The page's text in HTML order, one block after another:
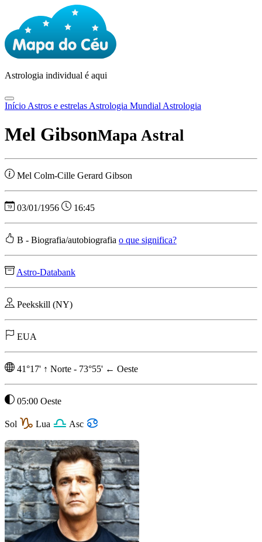
Astrologia individual é aqui
Início Astros e estrelas Astrologia Mundial Astrologia
Mel GibsonMapa Astral
Mel Colm-Cille Gerard Gibson
03/01/1956 16:45
B - Biografia/autobiografia o que significa?
Astro-Databank
Peekskill (NY)
EUA
41°17' ↑ Norte - 73°55' ← Oeste
05:00 Oeste
Sol Lua Asc